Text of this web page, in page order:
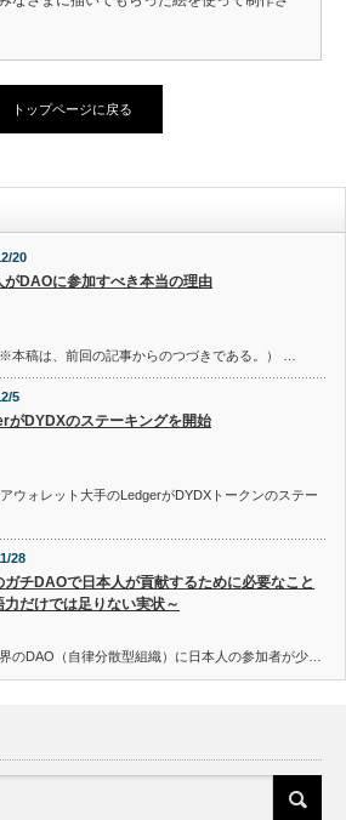
トップページに戻る
20
がDAOに参加すべき本当の理由
本稿は、前回の記事からのつづきである。） …
5
がDYDXのステーキングを開始
ウォレット大手のLedgerがDYDXトークンのステー
28
ガチDAOで日本人が貢献するために必要なこと
力だけでは足りない実状～
のDAO（自律分散型組織）に日本人の参加者が少…